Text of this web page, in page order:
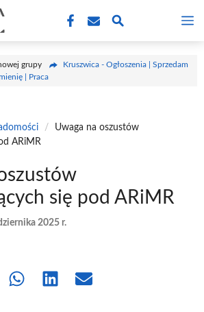
grupy
Kruszwica - Ogłoszenia | Sprzedam
| Praca
/
Uwaga na oszustów
ARiMR
się pod ARiMR
2025 r.
Share Share Share